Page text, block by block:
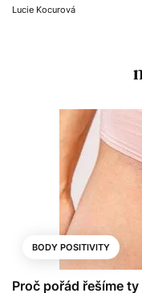
Lucie Kocurová
BODY POSITIVITY
Proč pořád řešíme